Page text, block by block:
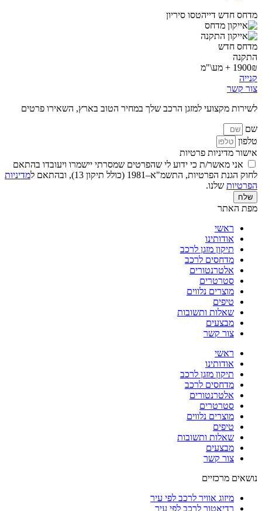
מדחס חדש דייהטסו סיריון
מדחס חדש
התקנה
1900₪ + מע\"מ
קנייה
צור קשר
לשירות מקצועי למזגן הרכב שלך במחיר הטוב בארץ, השאירו פרטים
שם
טלפון
אישור מדיניות פרטיות
אני מאשר/ת כי ידוע לי שהפרטים שמסרתי יישמרו ויעובדו בהתאם
לחוק הגנת הפרטיות, התשמ"א–1981 (כולל תיקון 13), ובהתאם ל
מדיניות
הפרטיות שלנו.
שלח
מפת האתר
ראשי
אודותינו
תיקון מזגן לרכב
מדחסים לרכב
אלטרנטורים
סטרטרים
מוצרים נלווים
טיפים
שאלות ותשובות
מבצעים
צור קשר
ראשי
אודותינו
תיקון מזגן לרכב
מדחסים לרכב
אלטרנטורים
סטרטרים
מוצרים נלווים
טיפים
שאלות ותשובות
מבצעים
צור קשר
נושאים מרכזיים
מיזוג אוויר לרכב לפי עיר
רדיאטור לרכב לפי עיר